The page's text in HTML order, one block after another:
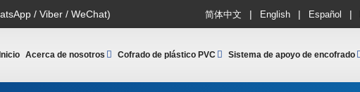
/ Viber / WeChat) 简体中文 | English | Español |
Acerca de nosotros Cofrado de plástico PVC Sistema de apoyo de encofrado